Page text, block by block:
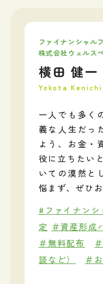
ファイナンシャル
株式会社ウェルス
横田 健一
Yokota Kenichi
一人でも多く
義な人生だっ
よう、お金・
役に立ちたい
いての漠然と
悩まず、ぜひ
#ファイナン
定 ＃資産形成
＃無料配布
談など）
＃